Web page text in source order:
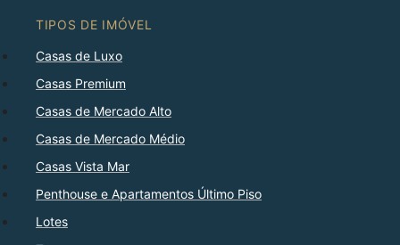
TIPOS DE IMÓVEL
Casas de Luxo
Casas Premium
Casas de Mercado Alto
Casas de Mercado Médio
Casas Vista Mar
Penthouse e Apartamentos Último Piso
Lotes